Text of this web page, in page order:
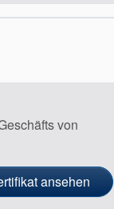
von
ansehen